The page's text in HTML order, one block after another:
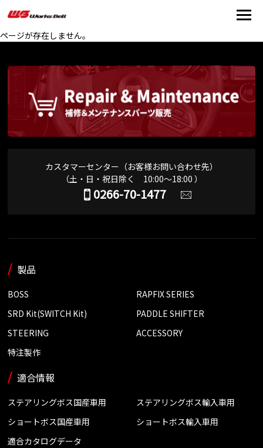
ページが存在しません。
カスタマーセンター（お客様お問い合わせ先）
（土・日・祝日除く 10:00～18:00 ）
0266-70-1477
製品
BOSS
RAPFIX SERIES
SRD Kit(SWITCH Kit)
PADDLE SHIFTER
STEERING
ACCESSORY
特注製作
適合情報
ステアリングボス国産車用
ステアリングボス輸入車用
ショートボス国産車用
ショートボス輸入車用
適合カタログデータ